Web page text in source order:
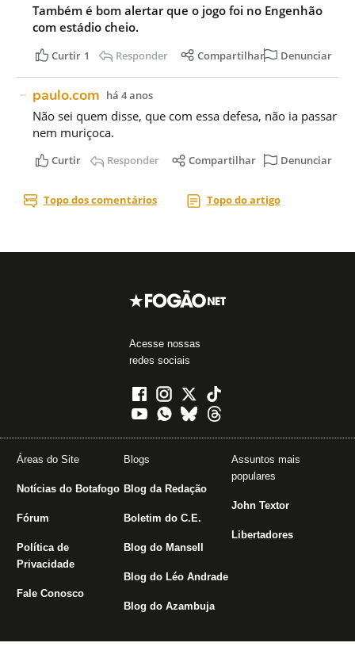
Acesse nossas
redes sociais
Áreas do Site
Notícias do Botafogo
Fórum
Política de
Privacidade
Fale Conosco
Blogs
Blog da Redação
Boletim do C.E.
Blog do Mansell
Blog do Léo Andrade
Blog do Azambuja
Assuntos mais
populares
John Textor
Libertadores